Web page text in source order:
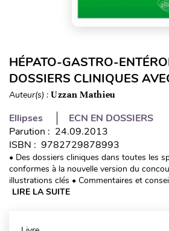
HÉPATO-GASTRO-
DOSSIERS CLINIQUES
Auteur(s) : Uzzan Mathieu
Ellipses
ECN EN DOSSIERS
Parution : 24.09.2013
ISBN : 9782729878993
• Des dossiers cliniques dans toutes les
conformes à la nouvelle version du
illustrations clés • Commentaires et
LIRE LA SUITE